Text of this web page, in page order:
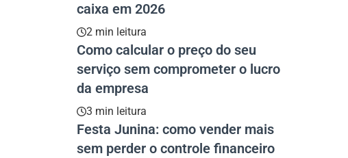
caixa em 2026
2 min leitura
Como calcular o preço do seu
serviço sem comprometer o lucro
da empresa
3 min leitura
Festa Junina: como vender mais
sem perder o controle financeiro